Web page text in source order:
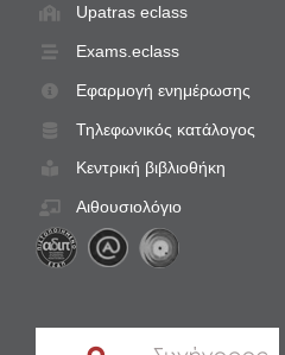
Upatras eclass
Exams.eclass
Εφαρμογή ενημέρωσης
Τηλεφωνικός κατάλογος
Κεντρική βιβλιοθήκη
Αιθουσιολόγιο